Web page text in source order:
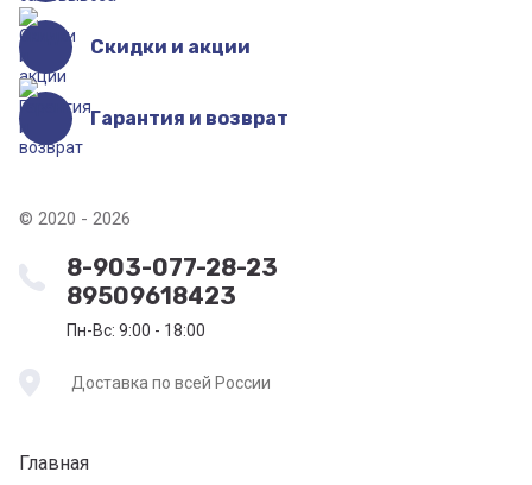
Скидки и акции
Гарантия и возврат
© 2020 - 2026
8-903-077-28-23
89509618423
Пн-Вс: 9:00 - 18:00
Доставка по всей России
Главная